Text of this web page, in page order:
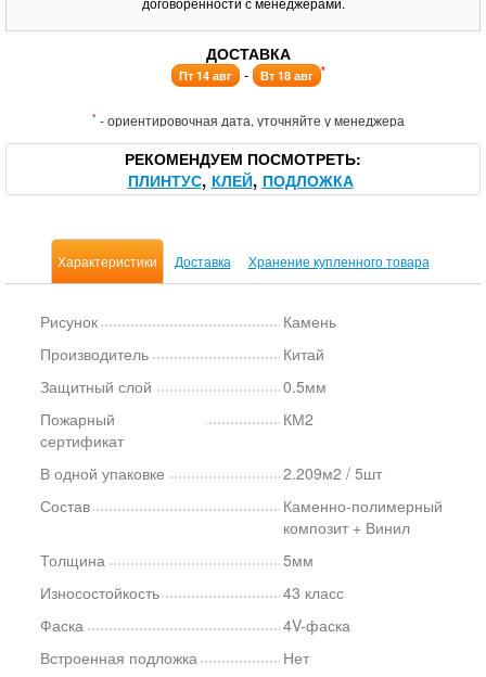
ДОСТАВКА
Пт 14 авг - Вт 18 авг *
* - ориентировочная дата, уточняйте у менеджера
РЕКОМЕНДУЕМ ПОСМОТРЕТЬ
ПЛИНТУС КЛЕЙ ПОДЛОЖКА
Характеристики Доставка Хранение купленного товара
Рисунок
Камень
Производитель
Китай
Защитный слой
0.5мм
Пожарный
сертификат
КМ2
В одной упаковке
2.209м2 / 5шт
Состав
Каменно-полимерный
композит + Винил
Толщина
5мм
Износостойкость
43 класс
Фаска
4V-фаска
Встроенная подложка
Нет